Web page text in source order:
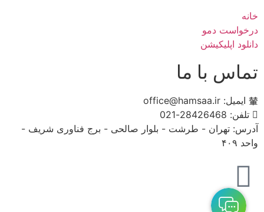
خانه
درخواست دمو
دانلود اپلیکیشن
تماس با ما
ایمیل: office@hamsaa.ir
تلفن: 28426468-021
آدرس: تهران - طرشت - بلوار صالحی - برج فناوری شریف -
واحد ۴۰۹